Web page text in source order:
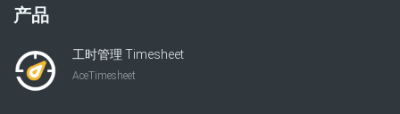
产品
工时管理 Timesheet
AceTimesheet